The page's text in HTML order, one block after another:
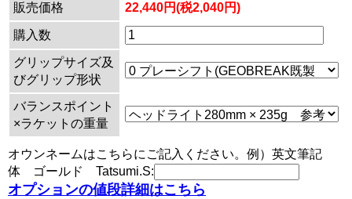
販売価格
22,440円(税2,040円)
購入数
グリップサイズ及
びグリップ形状
バランスポイント
×ラケットの重量
オウンネームはこちらにご記入ください。例）英文筆記
体 ゴールド Tatsumi.S:
オプションの値段詳細はこちら